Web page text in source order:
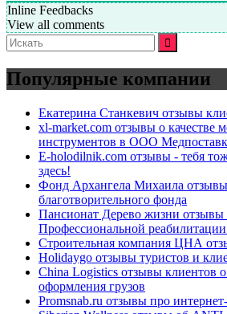
Inline Feedbacks
View all comments
Искать:
Популярные компании
Екатерина Станкевич отзывы
xl-market.com отзывы о качестве
инструментов в ООО
E-holodilnik.com отзывы - тебя
здесь!
Фонд Архангела Михаила отзывы
благотворительного фонда
Пансионат Дерево жизни
Профессиональной
Строительная компания ЦНА
Holidaygo отзывы туристов и
China Logistics отзывы клиентов
оформления грузов
Promsnab.ru отзывы про